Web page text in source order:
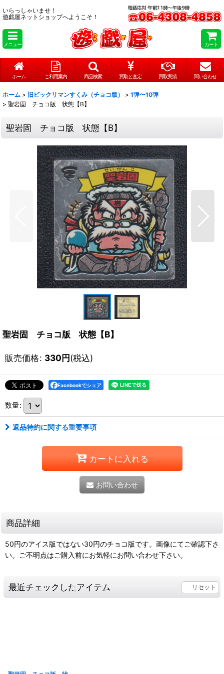
いらっしゃいませ！
遊戯屋ネットショップへようこそ！
メニュー カート
ホーム ご利用案内 商品検索 買取と査定 買取実績 問い合わせ
ホーム > 旧ビックリマンすくみ（チョコ版） > 1弾〜10弾
> 聖岩固 チョコ版 状態【B】
聖岩固 チョコ版 状態【B】
聖岩固 チョコ版 状態【B】
販売価格: 330円(税込)
Facebookでシェア
数量:
返品特約に関する重要事項
カートに入れる
お問い合わせ
商品詳細
50円のアイス版ではない30円のチョコ版です。画像にてご確認下さ
い。ご不明点はご購入前にお気軽にお問い合わせ下さい。
最近チェックしたアイテム リセット